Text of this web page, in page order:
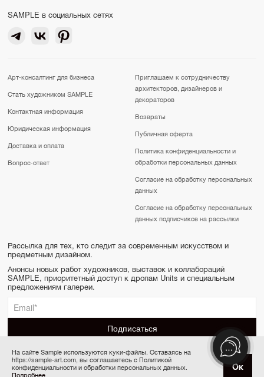
Товар отсутствует
SAMPLE в социальных сетях
Арт-консалтинг для бизнеса
Стать художником SAMPLE
Контактная информация
Юридическая информация
Доставка и оплата
Вопрос-ответ
Приглашаем к сотрудничеству
архитекторов, дизайнеров и
декораторов
Возвраты
Публичная оферта
Политика конфиденциальности и
обработки персональных данных
Согласие на обработку персональных
данных
Согласие на обработку персональных
данных подписчиков на рассылки
Рассылка для тех, кто следит за современным искусством и
предметным дизайном.
Анонсы новых работ художников, выставок и коллабораций
SAMPLE, приоритетный доступ к дропам Units и специальным
предложениям галереи.
SAMPLE | Online gallery & Auction © 2022-2026
Сделано в Апривер
На сайте Sample используются куки-файлы. Оставаясь на
https://sample-art.com, вы соглашаетесь с Политикой
конфиденциальности и обработки персональных данных.
Подробнее
Ок